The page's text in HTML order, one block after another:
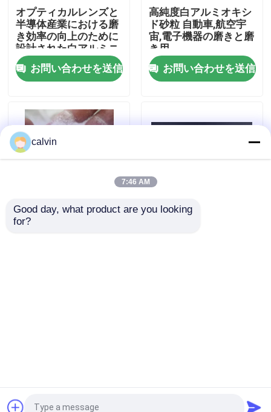
見積依頼
陶磁器の発破媒体
陶磁器の発破研摩剤
ジルコニアの粉砕媒体
カーボランダムの炭化ケイ素
オプティカルレンズと
半導体産業における磨
き効率の向上のために
設計された白アルミニ
ウム酸化粉末
お問い合わせを送信
高純度白アルミオキシ
ド砂粒 自動車,航空宇
宙,電子機器の磨きと磨
き用
お問い合わせを送信
550 °C沸点 白色溶融ア
China Changsha Fine-Tech Ceramic Co., Ltd.. All
calvin
7:46 AM
Good day, what product are you looking
for?